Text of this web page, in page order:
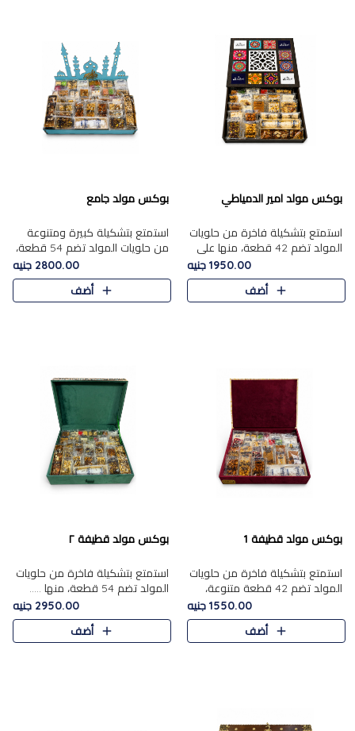
بوكس مولد امير الدمياطي
استمتع بتشكيلة فاخرة من حلويات
المولد تضم 42 قطعة، منها علي
بابا بالمكسرات، الجزرية بالفول....
1950.00 جنيه
أضف
بوكس مولد جامع
استمتع بتشكيلة كبيرة ومتنوعة
من حلويات المولد تضم 54 قطعة،
منها الجزرية بالفول والبندق، علي
بابا بالمكسرات، الملبن.....
2800.00 جنيه
أضف
بوكس مولد قطيفة 1
استمتع بتشكيلة فاخرة من حلويات
المولد تضم 42 قطعة متنوعة،
1550.00 جنيه
أضف
بوكس مولد قطيفة ٢
استمتع بتشكيلة فاخرة من حلويات
المولد تضم 54 قطعة، منها .....
2950.00 جنيه
أضف